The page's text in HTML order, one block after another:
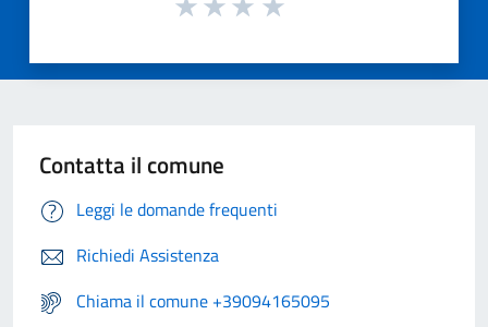
Contatta il comune
Leggi le domande frequenti
Richiedi Assistenza
Chiama il comune +39094165095